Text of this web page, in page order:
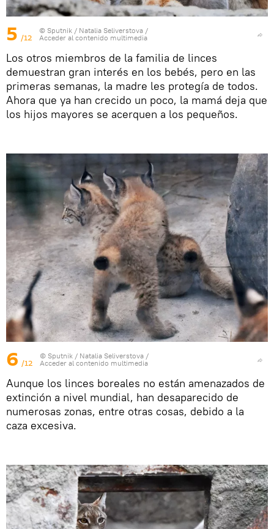
5 /12
© Sputnik / Natalia Seliverstova /
Acceder al contenido multimedia
Los otros miembros de la familia de linces
demuestran gran interés en los bebés, pero en las
primeras semanas, la madre les protegía de todos.
Ahora que ya han crecido un poco, la mamá deja que
los hijos mayores se acerquen a los pequeños.
6 /12
© Sputnik / Natalia Seliverstova /
Acceder al contenido multimedia
Aunque los linces boreales no están amenazados de
extinción a nivel mundial, han desaparecido de
numerosas zonas, entre otras cosas, debido a la
caza excesiva.